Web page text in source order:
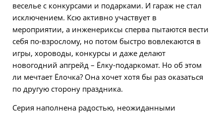
веселье с конкурсами и подарками. И гараж не стал
исключением. Ксю активно участвует в
мероприятии, а инженериксы сперва пытаются вести
себя по-взрослому, но потом быстро вовлекаются в
игры, хороводы, конкурсы и даже делают
новогодний апгрейд – Ёлку-подаркомат. Но об этом
ли мечтает Ёлочка? Она хочет хотя бы раз оказаться
по другую сторону праздника.
Серия наполнена радостью, неожиданными